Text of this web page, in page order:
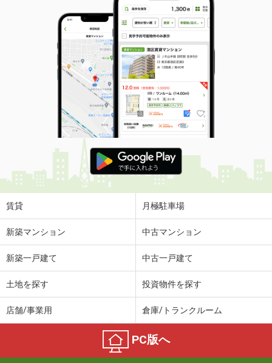
賃貸 月極駐車場
新築マンション 中古マンション
新築一戸建て 中古一戸建て
土地を探す 投資物件を探す
店舗/事業用 倉庫/トランクルーム
PC版へ